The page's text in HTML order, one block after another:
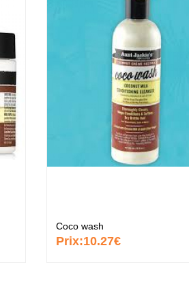
Coco wash
Prix:10.27€
Crème capillaire
purifiante